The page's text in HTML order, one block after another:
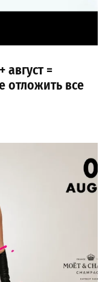
=
отложить все